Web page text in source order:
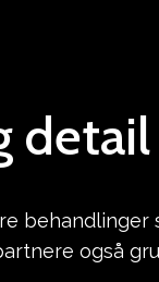
behandlinger
også